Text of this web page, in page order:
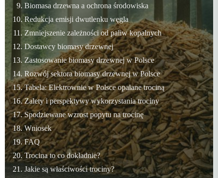
Biomasa drzewna a ochrona środowiska
Redukcja emisji dwutlenku węgla
Zmniejszenie zależności od paliw kopalnych
Dostawcy biomasy drzewnej
Zastosowanie biomasy drzewnej w Polsce
Rozwój sektora biomasy drzewnej w Polsce
Tabela: Elektrownie w Polsce opalane trociną
Zalety i perspektywy wykorzystania trociny
Spodziewane wzrost popytu na trocinę
Wniosek
FAQ
Trocina to co dokładnie?
Jakie są właściwości trociny?